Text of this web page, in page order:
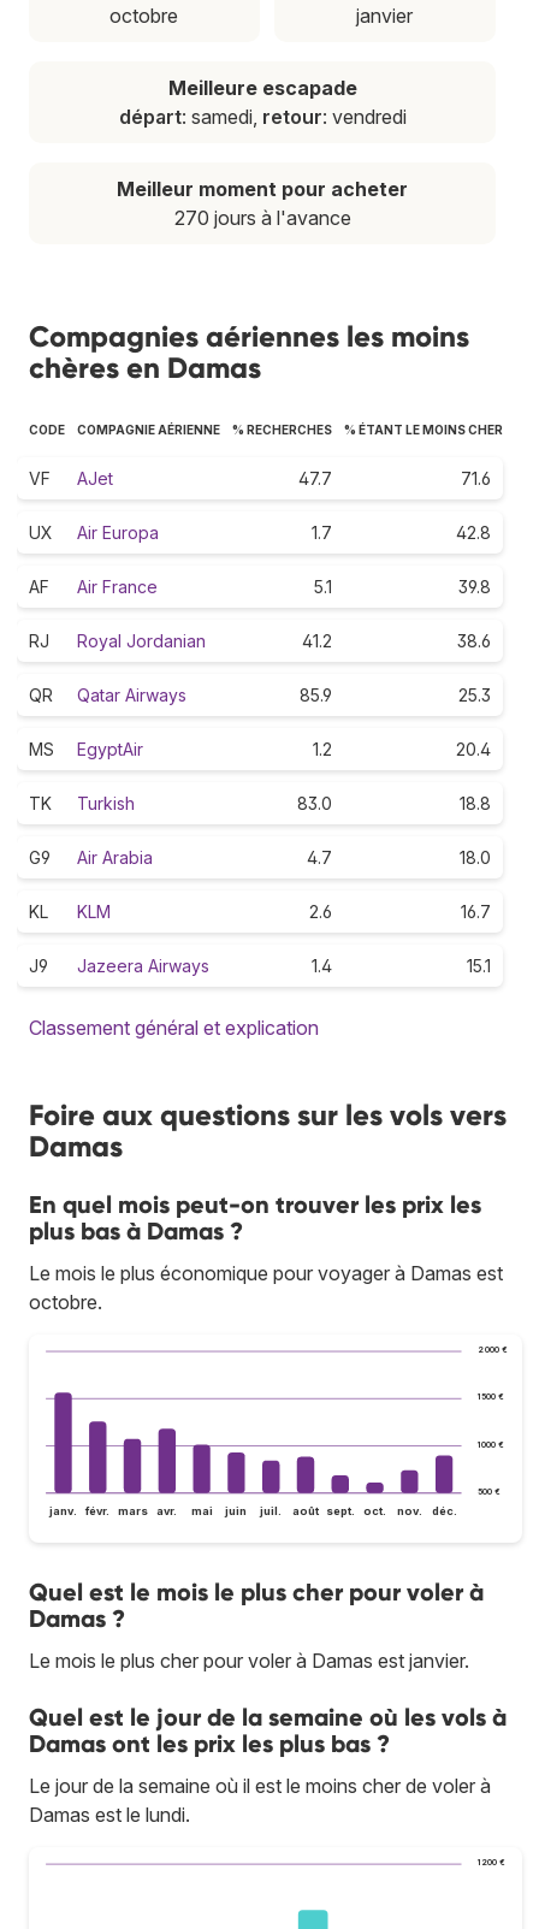
octobre
janvier
Meilleure escapade
départ: samedi, retour: vendredi
Meilleur moment pour acheter
270 jours à l'avance
Compagnies aériennes les moins
chères en Damas
CODE COMPAGNIE AÉRIENNE % RECHERCHES % ÉTANT LE MOINS CHER
VF AJet 47.7 71.6
UX Air Europa 1.7 42.8
AF Air France 5.1 39.8
RJ Royal Jordanian 41.2 38.6
QR Qatar Airways 85.9 25.3
MS EgyptAir 1.2 20.4
TK Turkish 83.0 18.8
G9 Air Arabia 4.7 18.0
KL KLM 2.6 16.7
J9 Jazeera Airways 1.4 15.1
Classement général et explication
Foire aux questions sur les vols vers
Damas
En quel mois peut-on trouver les prix les
plus bas à Damas ?
Le mois le plus économique pour voyager à Damas est
octobre.
500 €
1 000 €
1 500 €
2 000 €
janv. févr. mars avr. mai juin juil. août sept. oct. nov. déc.
Quel est le mois le plus cher pour voler à
Damas ?
Le mois le plus cher pour voler à Damas est janvier.
Quel est le jour de la semaine où les vols à
Damas ont les prix les plus bas ?
Le jour de la semaine où il est le moins cher de voler à
Damas est le lundi.
1 200 €